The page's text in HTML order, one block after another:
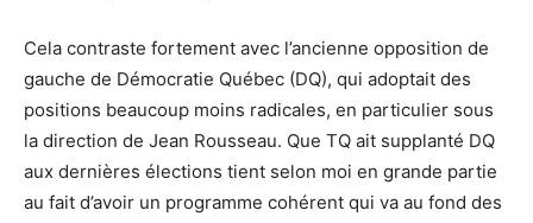
Cela contraste fortement avec l’ancienne opposition de
gauche de Démocratie Québec (DQ), qui adoptait des
positions beaucoup moins radicales, en particulier sous
la direction de Jean Rousseau. Que TQ ait supplanté DQ
aux dernières élections tient selon moi en grande partie
au fait d’avoir un programme cohérent qui va au fond des